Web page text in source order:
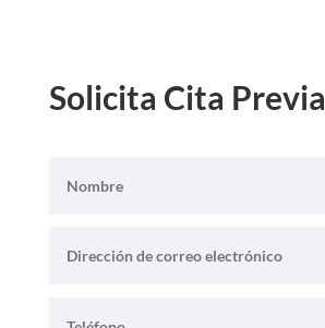
Solicita Cita Previa